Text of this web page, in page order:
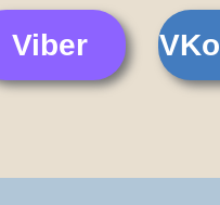
Viber